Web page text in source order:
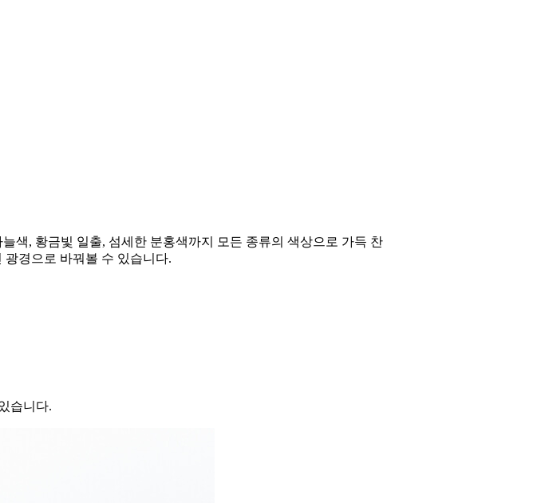
색, 황금빛 일출, 섬세한 분홍색까지 모든 종류의 색상으로 가득 찬
광경으로 바꿔볼 수 있습니다.
습니다.